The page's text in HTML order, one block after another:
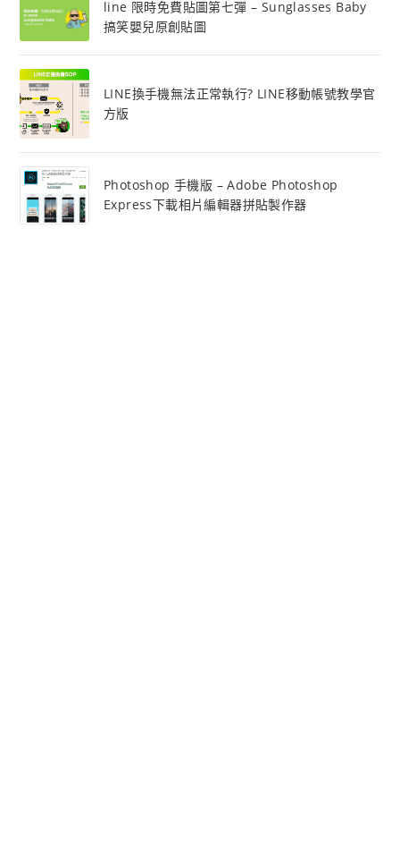
line 限時免費貼圖第七彈 – Sunglasses Baby
搞笑嬰兒原創貼圖
LINE換手機無法正常執行? LINE移動帳號教學官
方版
Photoshop 手機版 – Adobe Photoshop
Express下載相片編輯器拼貼製作器